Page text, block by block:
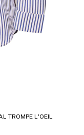
TROMPE L'OEIL